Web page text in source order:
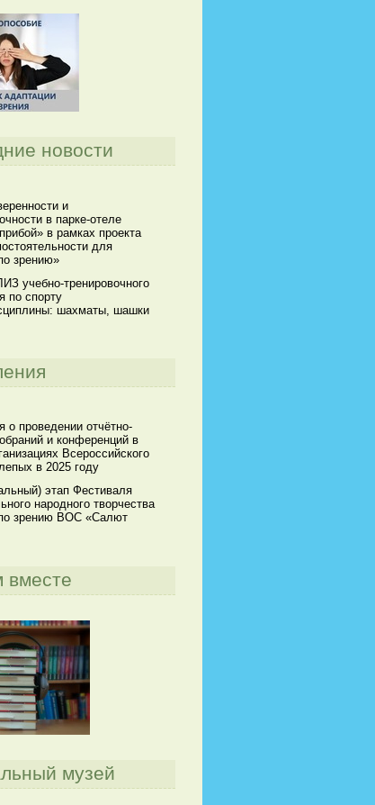
новости
и
в парке-отеле
в рамках проекта
для
зрению»
учебно-тренировочного
по спорту
шахматы, шашки
о проведении отчётно-
и конференций в
Всероссийского
в 2025 году
этап Фестиваля
народного творчества
зрению ВОС «Салют
вместе
музей